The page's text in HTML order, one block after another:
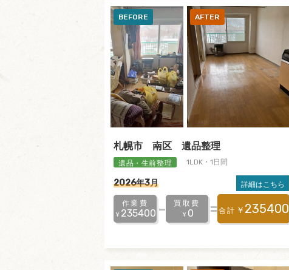
札幌市 南区 遺品整理
遺品・生前整理 1LDK・1日間
2026年3月
詳細はこちら
作業費
￥235400
買取費
￥0 合計 ￥ 235400